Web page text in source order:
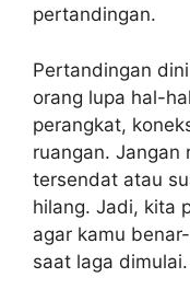
pertandingan.
Pertandingan
orang lupa hal-
perangkat,
ruangan.
tersendat atau
hilang. Jadi, kita
agar kamu
saat laga dimulai.